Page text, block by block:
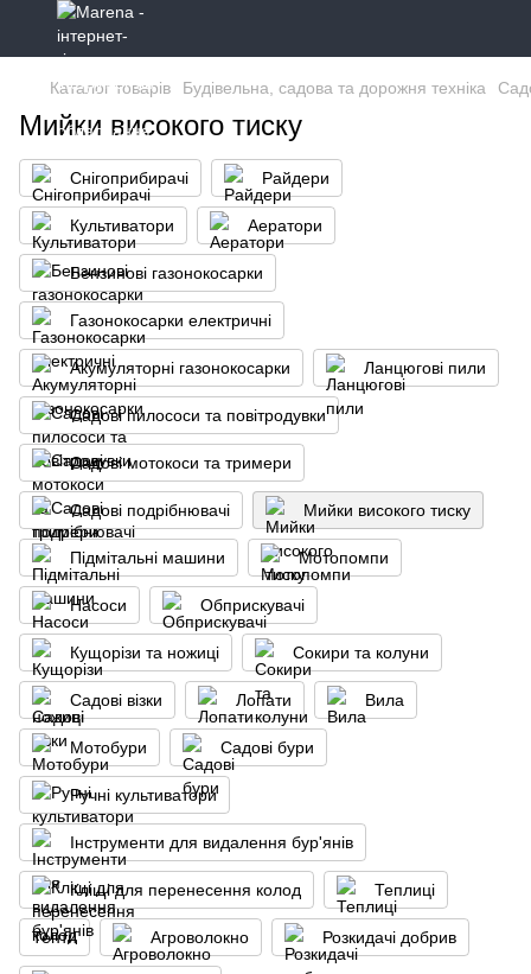
Каталог товарів Будівельна, садова та дорожня техніка
Мийки високого тиску
Снігоприбирачі Райдери
Культиватори Аератори
Бензинові газонокосарки
Газонокосарки електричні
Акумуляторні газонокосарки Ланцюгові пили
Садові пилососи та повітродувки
Садові мотокоси та тримери
Садові подрібнювачі Мийки високого тиску
Підмітальні машини Мотопомпи
Насоси Обприскувачі
Кущорізи та ножиці Сокири та колуни
Садові візки Лопати Вила
Мотобури Садові бури
Ручні культиватори
Інструменти для видалення бур'янів
Кліщі для перенесення колод Теплиці
Тенти Агроволокно Розкидачі добрив